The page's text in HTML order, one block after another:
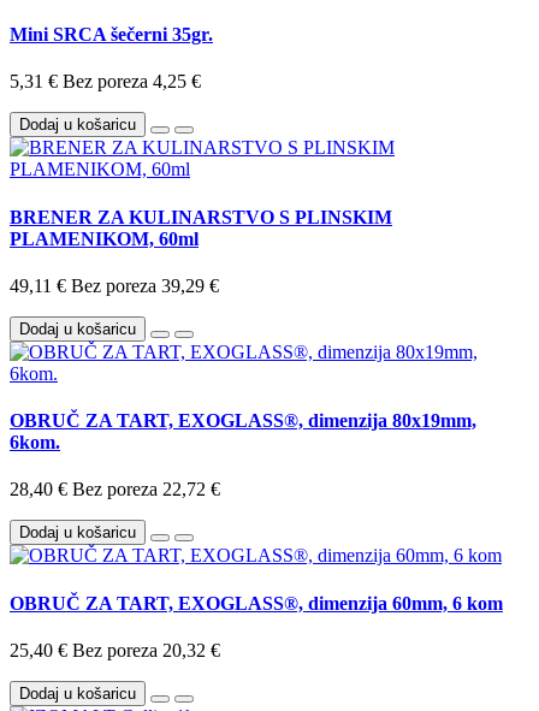
Mini SRCA šečerni 35gr.
5,31 € Bez poreza 4,25 €
Dodaj u košaricu
BRENER ZA KULINARSTVO S PLINSKIM
PLAMENIKOM, 60ml
49,11 € Bez poreza 39,29 €
Dodaj u košaricu
OBRUČ ZA TART, EXOGLASS®, dimenzija 80x19mm,
6kom.
28,40 € Bez poreza 22,72 €
Dodaj u košaricu
OBRUČ ZA TART, EXOGLASS®, dimenzija 60mm, 6 kom
25,40 € Bez poreza 20,32 €
Dodaj u košaricu